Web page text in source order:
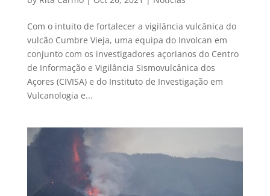
Com o intuito de fortalecer a vigilância vulcânica do
vulcão Cumbre Vieja, uma equipa do Involcan em
conjunto com os investigadores açorianos do Centro
de Informação e Vigilância Sismovulcânica dos
Açores (CIVISA) e do Instituto de Investigação em
Vulcanologia e...